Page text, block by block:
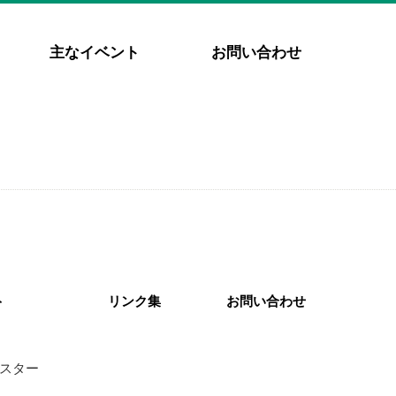
主なイベント お問い合わせ
ター
リンク集 お問い合わせ